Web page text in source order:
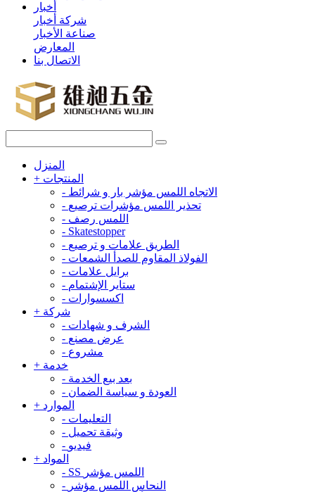
أخبار
شركة أخبار
صناعة الأخبار
المعارض
الاتصال بنا
المنزل
+ المنتجات
- الاتجاه اللمس مؤشر بار و شرائط
- تحذير اللمس مؤشرات ترصيع
- اللمس رصف
- Skatestopper
- الطريق علامات و ترصيع
- الفولاذ المقاوم للصدأ الشمعات
- برايل علامات
- ستاير الإشتمام
- اكسسوارات
+ شركة
- الشرف و شهادات
- عرض مصنع
- مشروع
+ خدمة
- بعد بيع الخدمة
- العودة و سياسة الضمان
+ الموارد
- التعليمات
- وثيقة تحميل
- فيديو
+ المواد
-
SS اللمس مؤشر
- النحاس اللمس مؤشر